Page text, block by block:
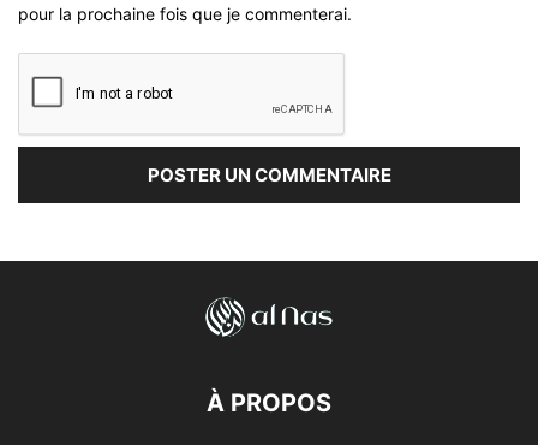
pour la prochaine fois que je commenterai.
À PROPOS